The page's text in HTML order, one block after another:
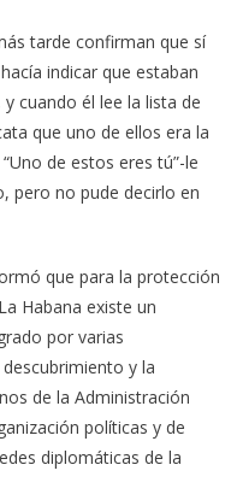
tarde confirman que sí
indicar que estaban
cuando él lee la lista de
que uno de ellos era la
de estos eres tú”-le
pero no pude decirlo en
que para la protección
Habana existe un
por varias
y la
de la Administración
políticas y de
diplomáticas de la